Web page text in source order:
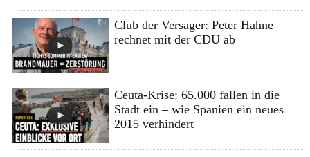
Club der Versager: Peter Hahne
rechnet mit der CDU ab
Ceuta-Krise: 65.000 fallen in die
Stadt ein – wie Spanien ein neues
2015 verhindert